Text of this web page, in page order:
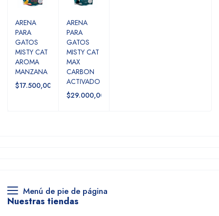
ARENA
PARA
GATOS
MISTY CAT
AROMA
MANZANA
$17.500,00
ARENA
PARA
GATOS
MISTY CAT
MAX
CARBON
ACTIVADO
$29.000,00
Menú de pie de página
Nuestras tiendas